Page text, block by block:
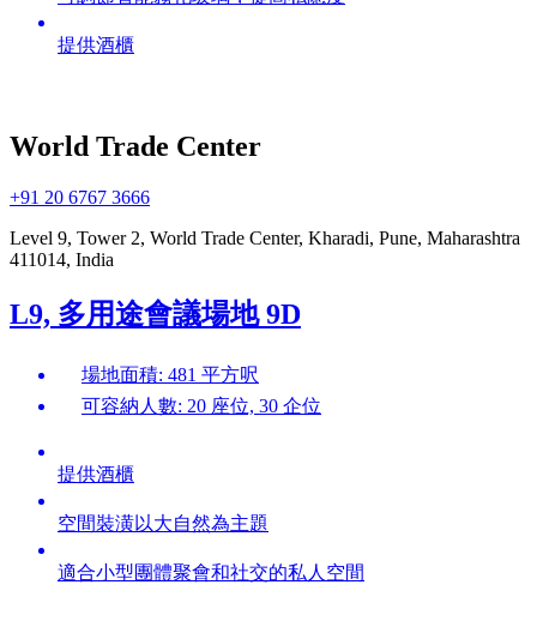
提供酒櫃
World Trade Center
+91 20 6767 3666
Level 9, Tower 2, World Trade Center, Kharadi, Pune, Maharashtra
411014, India
L9, 多用途會議場地 9D
場地面積: 481 平方呎
可容納人數: 20 座位, 30 企位
提供酒櫃
空間裝潢以大自然為主題
適合小型團體聚會和社交的私人空間